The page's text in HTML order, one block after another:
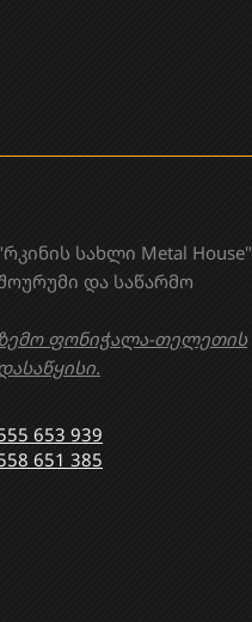
სახლი Metal House"
და საწარმო
ზემო ფონიჭალა-თელეთის
653 939
651 385